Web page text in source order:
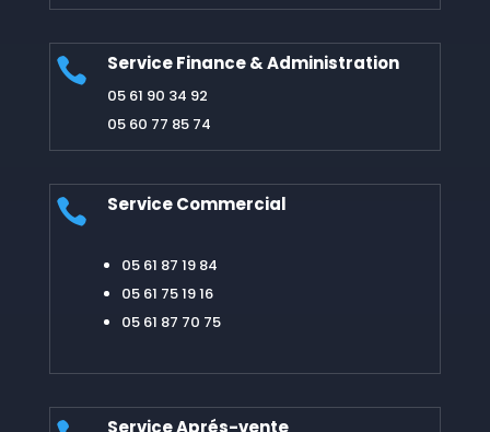
 Service Finance & Administration
05 61 90 34 92
05 60 77 85 74
 Service Commercial
05 61 87 19 84
05 61 75 19 16
05 61 87 70 75
Service Aprés-vente